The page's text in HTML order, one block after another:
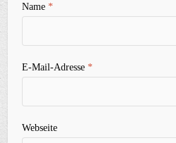
Name*
E-Mail-Adresse*
Webseite